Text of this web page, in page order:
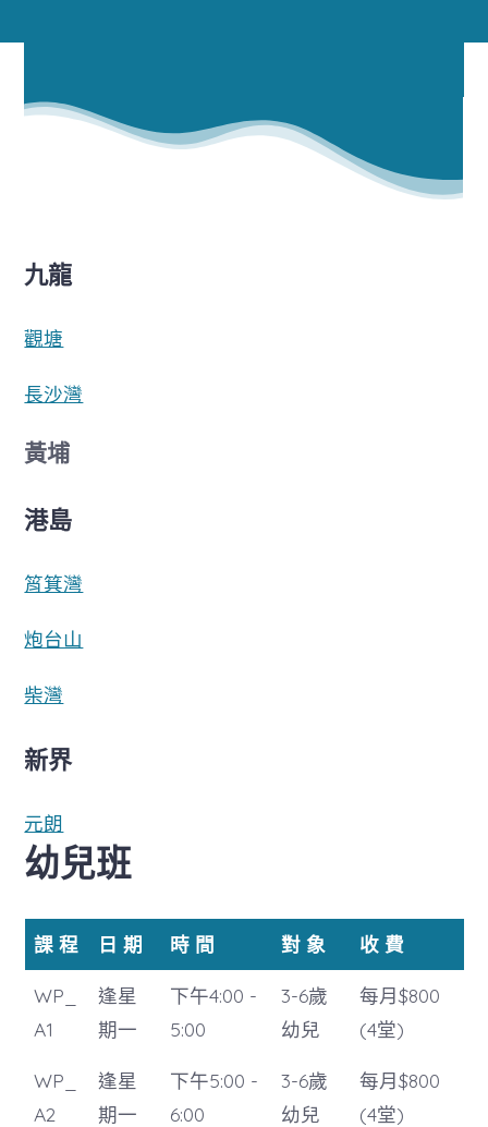
九龍
觀塘
長沙灣
黃埔
港島
筲箕灣
炮台山
柴灣
新界
元朗
幼兒班
課 程 日 期 時 間 對 象 收 費
WP_
A1
逢星
期一
下午4:00 -
5:00
3-6歲
幼兒
每月$800
(4堂)
WP_
A2
逢星
期一
下午5:00 -
6:00
3-6歲
幼兒
每月$800
(4堂)